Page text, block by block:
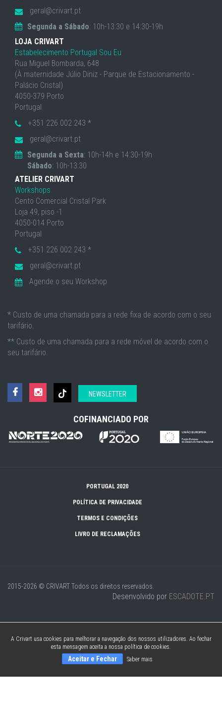
geral@crivart.pt
Segunda a Sábado: 10h-13:30 e 14:30-19h
LOJA CRIVART
Estabelecimento Portugal Sou Eu
Rua Miguel Bombarda, 648
(À maternidade Júlio Diniz - Parque de Estacionamento -
Palácio Cristal)
4050-379 Porto
Portugal
+351 226 002 243 *
geral@crivart.pt
Segunda a Sexta: 10h-14h e 14:30-19h
Sábado: 10h-13:30
ATELIER CRIVART
Workshops
Cento Comercial Cristal Park
Loja 49, piso -1
4050-014 Porto
Portugal
+351 226 002 243 *
geral@crivart.pt
Agende o seu Workshop
* Custo de uma chamada para a rede fixa de acordo com o seu
tarifário.
** Custo de uma chamada para a rede móvel de acordo com o
seu tarifário.
NEWSLETTER
COFINANCIADO POR
PORTUGAL 2020
POLÍTICA DE PRIVACIDADE
TERMOS E CONDIÇÕES
LIVRO DE RECLAMAÇÕES
2015-2026 © CRIVARTTodos os direitos reservados.
Desenvolvido por ESCADOTE.PT
A Crivart usa cookies para melhorar a navegação dos nossos utilizadores. Ao fechar
esta mensagem aceita a nossa política de cookies.
Aceitar e Fechar Saber mais